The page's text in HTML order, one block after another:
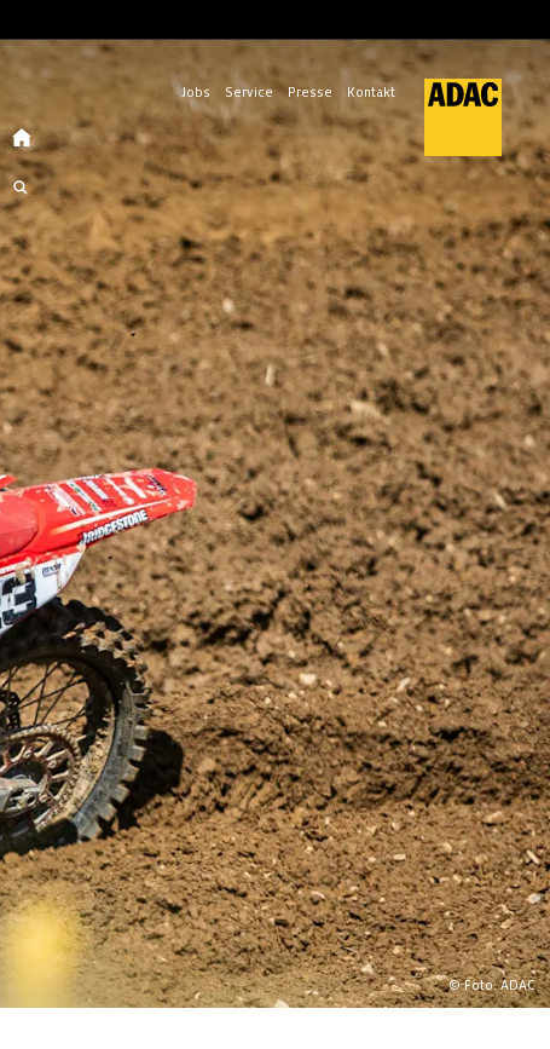
Jobs Service Presse Kontakt
© Foto: ADAC